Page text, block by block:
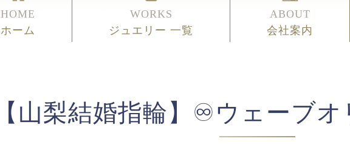
HOME
ホーム
WORKS
ジュエリー 一覧
ABOUT
会社案内
【山梨結婚指輪】♾️ウェーブ